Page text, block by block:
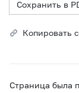
Сохранить в
Копировать
Страница была